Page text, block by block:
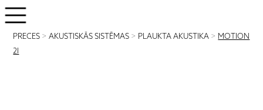
PRECES >AKUSTISKĀS SISTĒMAS > PLAUKTA AKUSTIKA > MOTION
2I